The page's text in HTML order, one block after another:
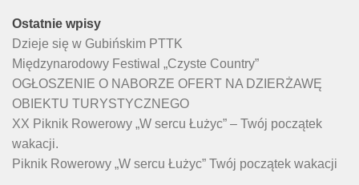
Ostatnie wpisy
Dzieje się w Gubińskim PTTK
Międzynarodowy Festiwal „Czyste Country”
OGŁOSZENIE O NABORZE OFERT NA DZIERŻAWĘ
OBIEKTU TURYSTYCZNEGO
XX Piknik Rowerowy „W sercu Łużyc” – Twój początek
wakacji.
Piknik Rowerowy „W sercu Łużyc” Twój początek wakacji